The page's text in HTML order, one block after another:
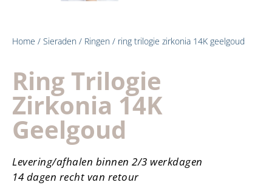
Home / Sieraden / Ringen / ring trilogie zirkonia 14K geelgoud
Ring Trilogie
Zirkonia 14K
Geelgoud
Levering/afhalen binnen 2/3 werkdagen
14 dagen recht van retour